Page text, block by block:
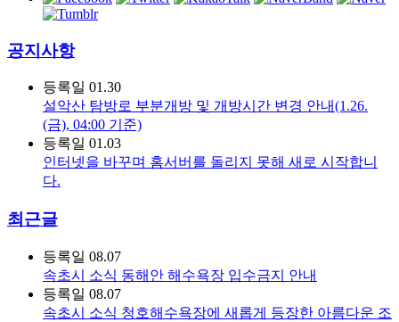
공지사항
등록일 01.30
설악산 탐방로 부분개방 및 개방시간 변경 안내(1.26.
(금), 04:00 기준)
등록일 01.03
인터넷을 바꾸며 홈서버를 돌리지 못해 새로 시작합니
다.
최근글
등록일 08.07
속초시 소식 동해안 해수욕장 입수금지 안내
등록일 08.07
속초시 소식 청호해수욕장에 새롭게 등장한 아름다운 조